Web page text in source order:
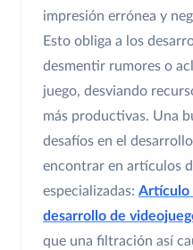
impresión errónea y
Esto obliga a los
desmentir rumores o
juego, desviando
más productivas. Una
desafíos en el
encontrar en artículos
especializadas: Artículo
desarrollo de
que una filtración así